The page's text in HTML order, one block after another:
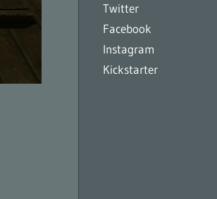
Twitter
Facebook
Instagram
Kickstarter